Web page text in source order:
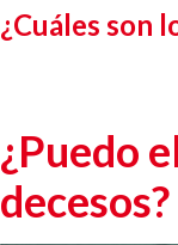
¿Cuáles son
¿Puedo
decesos?